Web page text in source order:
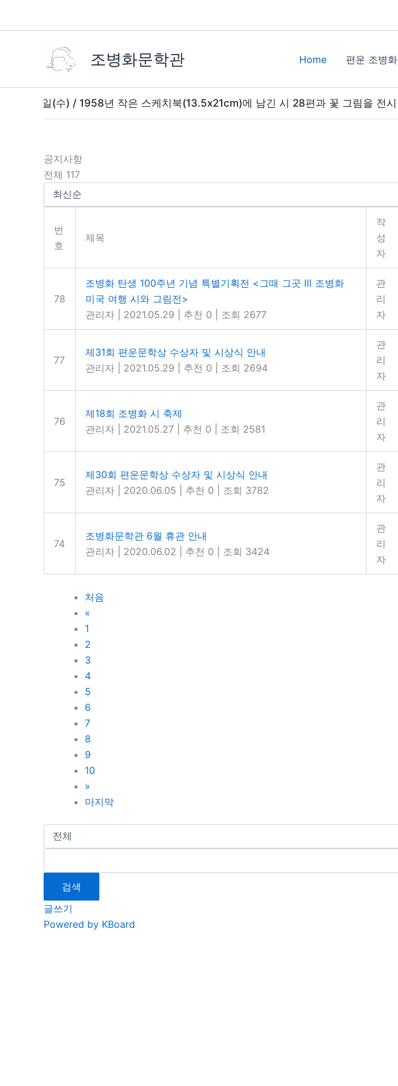
너
조병화문학관 Home 편운 조병화
30일(수) / 1958년 작은 스케치북(13.5x21cm)에 남긴 시 28편과 꽃 그림을 전시
공지사항
전체 117
번
호
제목
작
성
자
78
조병화 탄생 100주년 기념 특별기획전 <그때 그곳 Ⅲ 조병화
미국 여행 시와 그림전>
관리자
2021.05.29 추천 0 조회 2677
관
리
자
77
제31회 편운문학상 수상자 및 시상식 안내
관리자
2021.05.29 추천 0 조회 2694
관
리
자
76
제18회 조병화 시 축제
관리자
2021.05.27 추천 0 조회 2581
관
리
자
75
제30회 편운문학상 수상자 및 시상식 안내
관리자
2020.06.05 추천 0 조회 3782
관
리
자
74
조병화문학관 6월 휴관 안내
관리자
2020.06.02 추천 0 조회 3424
관
리
자
처음
«
1
2
3
4
5
6
7
8
9
10
»
마지막
검색
글쓰기
Powered by KBoard